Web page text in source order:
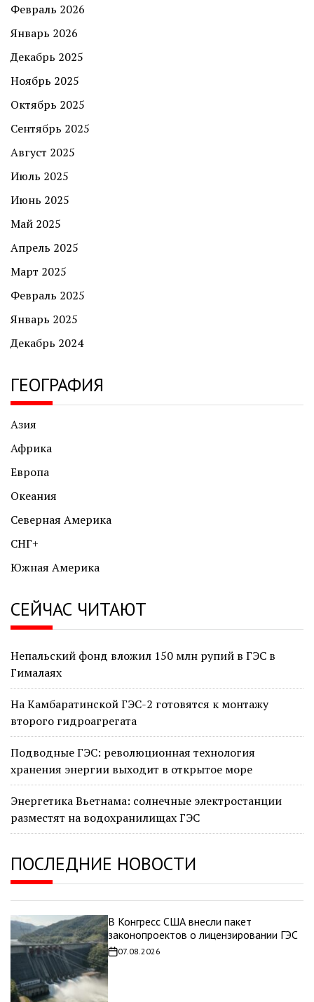
Февраль 2026
Январь 2026
Декабрь 2025
Ноябрь 2025
Октябрь 2025
Сентябрь 2025
Август 2025
Июль 2025
Июнь 2025
Май 2025
Апрель 2025
Март 2025
Февраль 2025
Январь 2025
Декабрь 2024
ГЕОГРАФИЯ
Азия
Африка
Европа
Океания
Северная Америка
СНГ+
Южная Америка
СЕЙЧАС ЧИТАЮТ
Непальский фонд вложил 150 млн рупий в ГЭС в
Гималаях
На Камбаратинской ГЭС-2 готовятся к монтажу
второго гидроагрегата
Подводные ГЭС: революционная технология
хранения энергии выходит в открытое море
Энергетика Вьетнама: солнечные электростанции
разместят на водохранилищах ГЭС
ПОСЛЕДНИЕ НОВОСТИ
В Конгресс США внесли пакет
законопроектов о лицензировании ГЭС
Дата
записи
07.08.2026